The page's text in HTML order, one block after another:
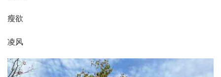
瘦欲
凌风